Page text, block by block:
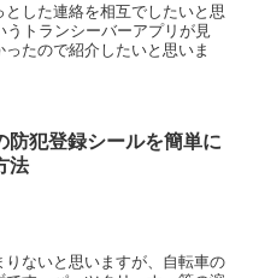
した連絡を相互でしたいと思
トランシーバーアプリが見
たので紹介したいと思いま
防犯登録シールを簡単に
法
ないと思いますが、自転車の